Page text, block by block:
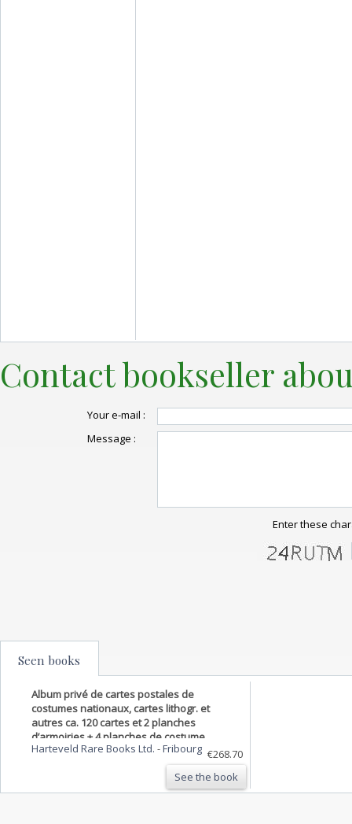
Contact bookseller
Your e-mail :
Message :
Enter these
Seen books
Album privé de cartes postales de
costumes nationaux, cartes lithogr. et
autres ca. 120 cartes et 2 planches
d’armoiries + 4 planches de costume
d’après Lory.
Harteveld Rare Books Ltd. -Fribourg €268.70
See the book